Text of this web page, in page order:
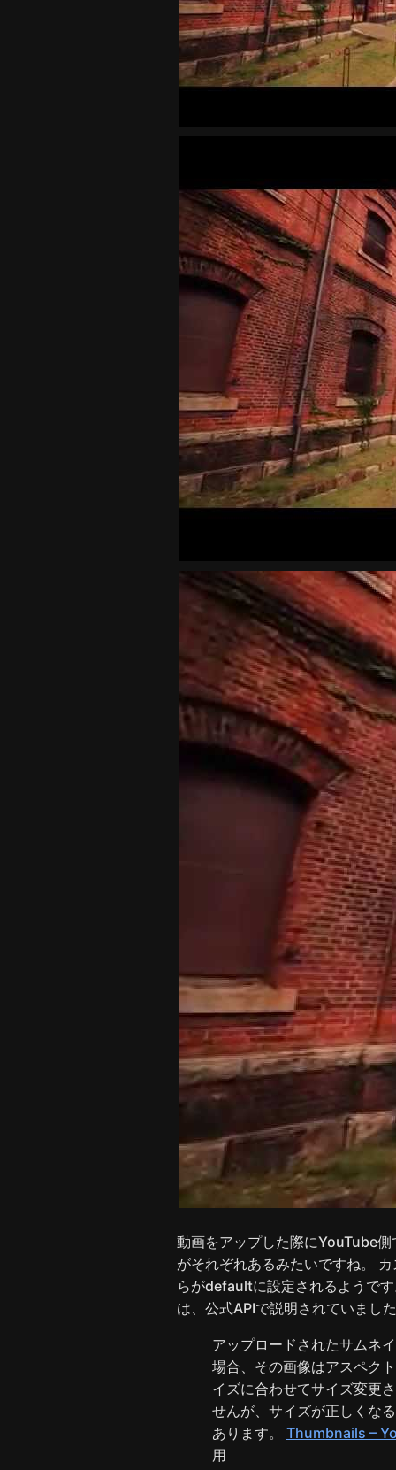
動画をアップした際にYouTube
がそれぞれあるみたいですね。
らがdefaultに設定されるようで
は、公式APIで説明されていまし
アップロードされたサムネ
場合、その画像はアスペク
イズに合わせてサイズ変更
せんが、サイズが正しくな
あります。 Thumbnails –
用